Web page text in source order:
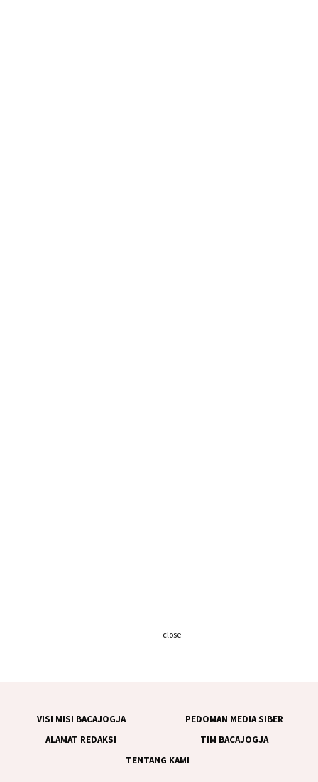
VISI MISI BACAJOGJA
PEDOMAN MEDIA SIBER
ALAMAT REDAKSI
TIM BACAJOGJA
TENTANG KAMI
close